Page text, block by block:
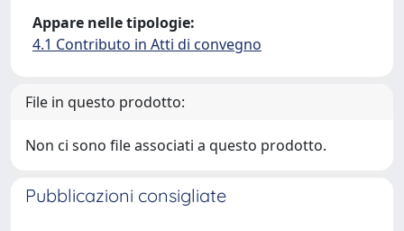
Appare nelle tipologie:
4.1 Contributo in Atti di convegno
File in questo prodotto:
Non ci sono file associati a questo prodotto.
Pubblicazioni consigliate